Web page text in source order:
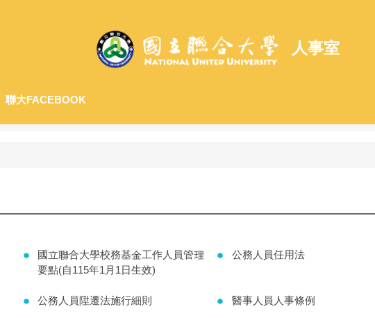
人事室
聯大FACEBOOK
國立聯合大學校務基金工作人員管理
要點(自115年1月1日生效)
公務人員任用法
公務人員陞遷法施行細則 醫事人員人事條例